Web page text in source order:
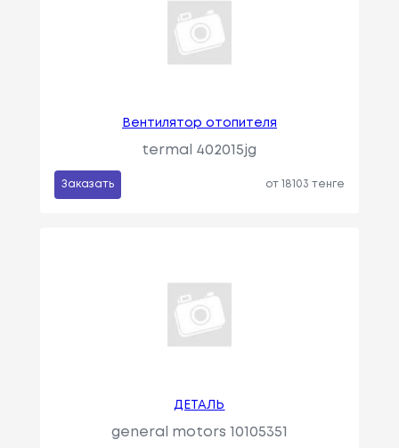
Вентилятор отопителя
termal 402015jg
Заказать от 18103 тенге
ДЕТАЛЬ
general motors 10105351